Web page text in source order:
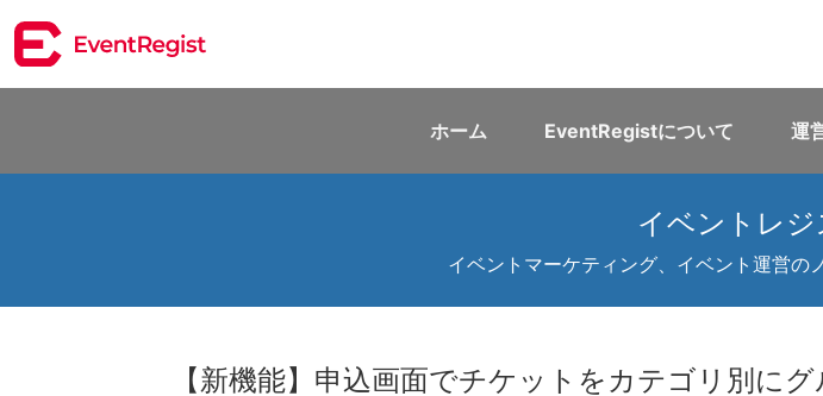
ホーム EventRegistについて 運
イベントレ
イベントマーケティング、イベント運営の
【新機能】申込画面でチケットをカテゴリ別に